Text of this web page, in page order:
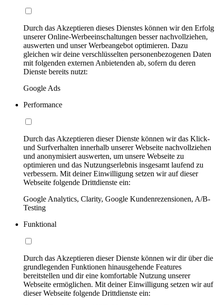
Durch das Akzeptieren dieses Dienstes können wir den Erfolg
unserer Online-Werbeeinschaltungen besser nachvollziehen,
auswerten und unser Werbeangebot optimieren. Dazu
gleichen wir deine verschlüsselten personenbezogenen Daten
mit folgenden externen Anbietenden ab, sofern du deren
Dienste bereits nutzt:
Google Ads
Performance
Durch das Akzeptieren dieser Dienste können wir das Klick-
und Surfverhalten innerhalb unserer Webseite nachvollziehen
und anonymisiert auswerten, um unsere Webseite zu
optimieren und das Nutzungserlebnis insgesamt laufend zu
verbessern. Mit deiner Einwilligung setzen wir auf dieser
Webseite folgende Drittdienste ein:
Google Analytics, Clarity, Google Kundenrezensionen, A/B-
Testing
Funktional
Durch das Akzeptieren dieser Dienste können wir dir über die
grundlegenden Funktionen hinausgehende Features
bereitstellen und dir eine komfortable Nutzung unserer
Webseite ermöglichen. Mit deiner Einwilligung setzen wir auf
dieser Webseite folgende Drittdienste ein: